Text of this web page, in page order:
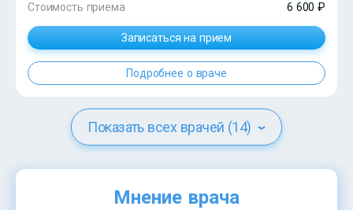
Стоимость приема 6 600 ₽
Записаться на прием
Подробнее о враче
Показать всех врачей (14)
Мнение врача